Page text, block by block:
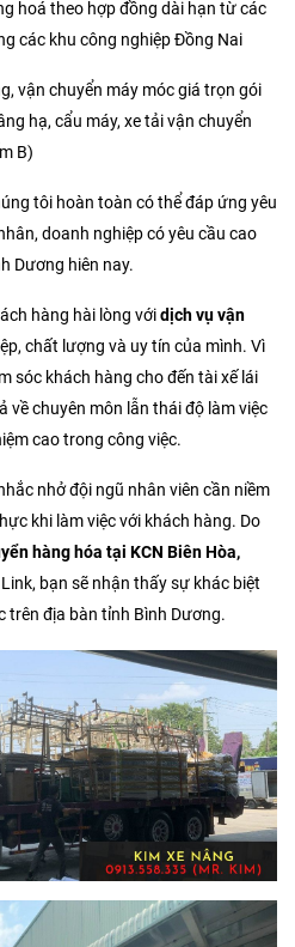
hoá theo hợp đồng dài hạn từ các
các khu công nghiệp Đồng Nai
vận chuyển máy móc giá trọn gói
hạ, cẩu máy, xe tải vận chuyển
B)
tôi hoàn toàn có thể đáp ứng yêu
doanh nghiệp có yêu cầu cao
Dương hiên nay.
hàng hài lòng vớidịch vụvận
chất lượng và uy tín của mình. Vì
sóc khách hàng cho đến tài xế lái
về chuyên môn lẫn thái độ làm việc
cao trong công việc.
nhở đội ngũ nhân viên cần niềm
khi làm việc với khách hàng. Do
hàng hóa tại KCN Biên Hòa,
bạn sẽ nhận thấy sự khác biệt
trên địa bàn tỉnh Bình Dương.